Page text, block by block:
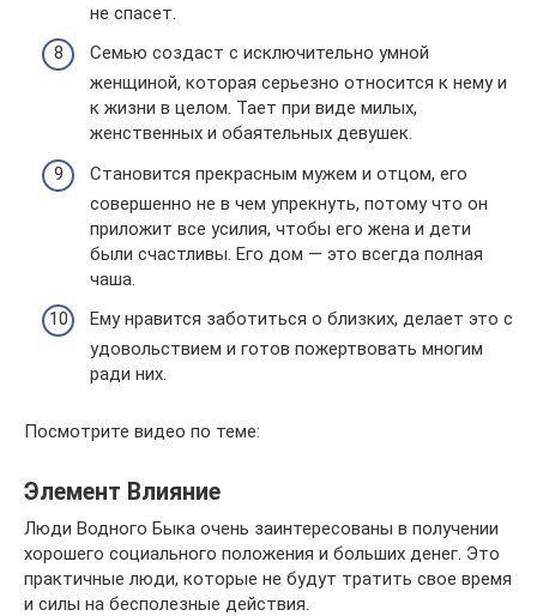
не спасет.
Семью создаст с исключительно умной
женщиной, которая серьезно относится к нему и
к жизни в целом. Тает при виде милых,
женственных и обаятельных девушек.
Становится прекрасным мужем и отцом, его
совершенно не в чем упрекнуть, потому что он
приложит все усилия, чтобы его жена и дети
были счастливы. Его дом — это всегда полная
чаша.
Ему нравится заботиться о близких, делает это с
удовольствием и готов пожертвовать многим
ради них.
Посмотрите видео по теме:
Элемент Влияние
Люди Водного Быка очень заинтересованы в получении
хорошего социального положения и больших денег. Это
практичные люди, которые не будут тратить свое время
и силы на бесполезные действия.